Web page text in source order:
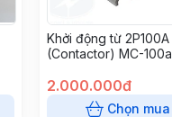
Khởi động từ 2P100A
(Contactor) MC-100a
2.000.000đ
Chọn mua